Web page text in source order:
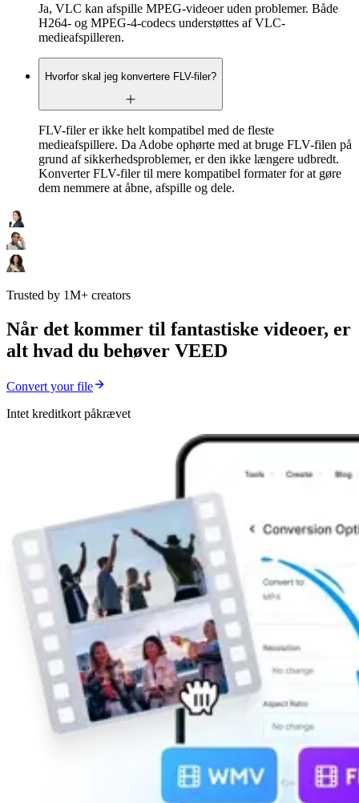
Ja, VLC kan afspille MPEG-videoer uden problemer. Både
H264- og MPEG-4-codecs understøttes af VLC-
medieafspilleren.
Hvorfor skal jeg konvertere FLV-filer?
FLV-filer er ikke helt kompatibel med de fleste
medieafspillere. Da Adobe ophørte med at bruge FLV-filen på
grund af sikkerhedsproblemer, er den ikke længere udbredt.
Konverter FLV-filer til mere kompatibel formater for at gøre
dem nemmere at åbne, afspille og dele.
Trusted by 1M+ creators
Når det kommer til fantastiske videoer, er
alt hvad du behøver VEED
Convert your file
Intet kreditkort påkrævet